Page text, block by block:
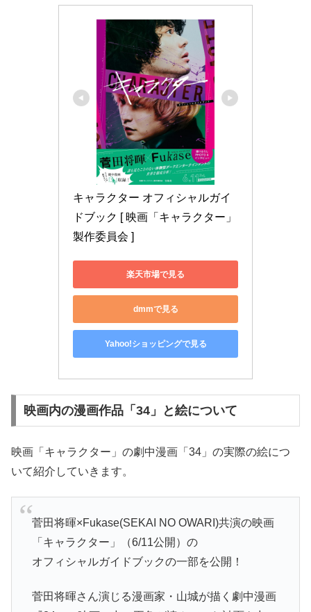
キャラクター オフィシャルガイ
ドブック [ 映画「キャラクター」
製作委員会 ]
楽天市場で見る
dmmで見る
Yahoo!ショッピングで見る
映画内の漫画作品「34」と絵について
映画「キャラクター」の劇中漫画「34」の実際の絵につ
いて紹介していきます。
菅田将暉×Fukase(SEKAI NO OWARI)共演の映画
「キャラクター」（6/11公開）の
オフィシャルガイドブックの一部を公開！
菅田将暉さん演じる漫画家・山城が描く劇中漫画